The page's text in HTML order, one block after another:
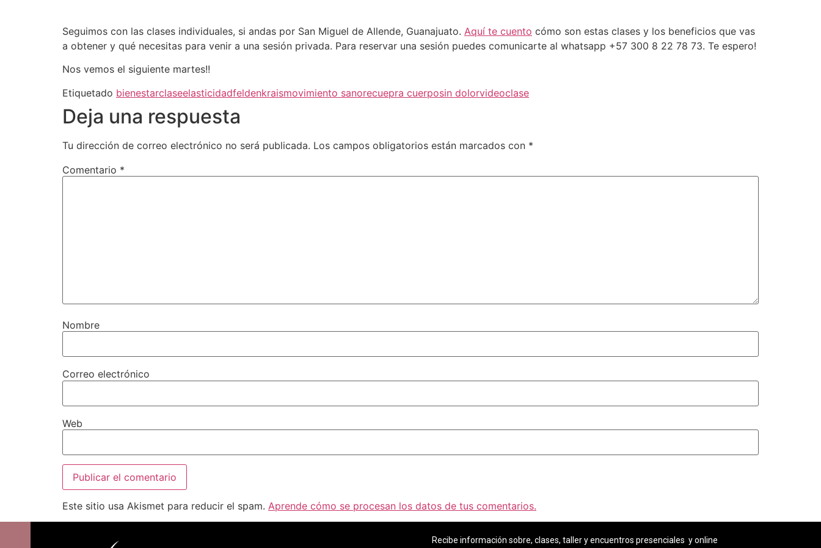
Seguimos con las clases individuales, si andas por San Miguel de Allende, Guanajuato. Aquí te cuento cómo son estas clases y los beneficios que vas
a obtener y qué necesitas para venir a una sesión privada. Para reservar una sesión puedes comunicarte al whatsapp +57 300 8 22 78 73. Te espero!
Nos vemos el siguiente martes!!
Etiquetado bienestarclaseelasticidadfeldenkraismovimiento sanorecuepra cuerposin dolorvideoclase
Deja una respuesta
Tu dirección de correo electrónico no será publicada. Los campos obligatorios están marcados con *
Comentario *
Nombre
Correo electrónico
Web
Este sitio usa Akismet para reducir el spam. Aprende cómo se procesan los datos de tus comentarios.
Recibe información sobre, clases, taller y encuentros presenciales y online